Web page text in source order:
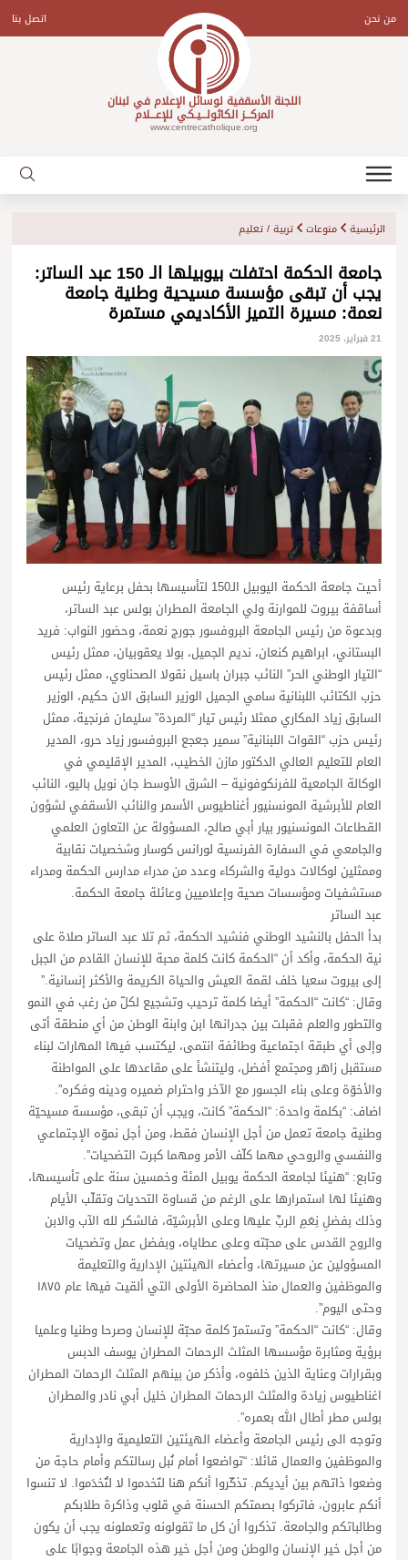
contentمن نحن اتصل بنا
اللجنة الأسقفية لوسائل الإعلام في لبنان
المركـــز الكاثولـــيـكي للإعـــلام
www.centrecatholique.org
الرئيسية منوعات تربية / تعليم
جامعة الحكمة احتفلت بيوبيلها الـ 150 عبد الساتر:
يجب أن تبقى مؤسسة مسيحية وطنية جامعة
نعمة: مسيرة التميز الأكاديمي مستمرة
21 فبراير، 2025
أحيت جامعة الحكمة اليوبيل الـ150 لتأسيسها بحفل برعاية رئيس
أساقفة بيروت للموارنة ولي الجامعة المطران بولس عبد الساتر،
وبدعوة من رئيس الجامعة البروفسور جورج نعمة، وحضور النواب: فريد
البستاني، ابراهيم كنعان، نديم الجميل، بولا يعقوبيان، ممثل رئيس
“التيار الوطني الحر” النائب جبران باسيل نقولا الصحناوي، ممثل رئيس
حزب الكتائب اللبنانية سامي الجميل الوزير السابق الان حكيم، الوزير
السابق زياد المكاري ممثلا رئيس تيار “المردة” سليمان فرنجية، ممثل
رئيس حزب “القوات اللبنانية” سمير جعجع البروفسور زياد حرو، المدير
العام للتعليم العالي الدكتور مازن الخطيب، المدير الإقليمي في
الوكالة الجامعية للفرنكوفونية – الشرق الأوسط جان نويل باليو، النائب
العام للأبرشية المونسنيور أغناطيوس الأسمر والنائب الأسقفي لشؤون
القطاعات المونسنيور بيار أبي صالح، المسؤولة عن التعاون العلمي
والجامعي في السفارة الفرنسية لورانس كوسار وشخصيات نقابية
وممثلين لوكالات دولية والشركاء وعدد من مدراء مدارس الحكمة ومدراء
مستشفيات ومؤسسات صحية وإعلاميين وعائلة جامعة الحكمة.
عبد الساتر
بدأ الحفل بالنشيد الوطني فنشيد الحكمة، ثم تلا عبد الساتر صلاة على
نية الحكمة، وأكد أن “الحكمة كانت كلمة محبة للإنسان القادم من الجبل
إلى بيروت سعيا خلف لقمة العيش والحياة الكريمة والأكثر إنسانية.”
وقال: “كانت “الحكمة” أيضا كلمة ترحيب وتشجيع لكلّ من رغب في النمو
والتطور والعلم فقبلت بين جدرانها ابن وابنة الوطن من أي منطقة أتى
وإلى أي طبقة اجتماعية وطائفة انتمى، ليكتسب فيها المهارات لبناء
مستقبل زاهر ومجتمع أفضل، وليتنشأ على مقاعدها على المواطنة
والأخوّة وعلى بناء الجسور مع الآخر واحترام ضميره ودينه وفكره”.
اضاف: “بكلمة واحدة: “الحكمة” كانت، ويجب أن تبقى، مؤسسة مسيحيّة
وطنية جامعة تعمل من أجل الإنسان فقط، ومن أجل نموّه الإجتماعي
والنفسي والروحي مهما كلّف الأمر ومهما كبرت التضحيات”.
وتابع: “هنيئا لجامعة الحكمة يوبيل المئة وخمسين سنة على تأسيسها،
وهنيئا لها استمرارها على الرغم من قساوة التحديات وتقلّب الأيام
وذلك بفضلِ نِعَمِ الربِّ عليها وعلى الأبرشيّة، فالشكر لله الآب والابن
والروح القدس على محبّته وعلى عطاياه، وبفضل عمل وتضحيات
المسؤولين عن مسيرتها، وأعضاء الهيئتين الإدارية والتعليمة
والموظفين والعمال منذ المحاضرة الأولى التي ألقيت فيها عام ١٨٧٥
وحتى اليوم”.
وقال: “كانت “الحكمة” وتستمرّ كلمة محبّة للإنسان وصرحا وطنيا وعلميا
برؤية ومثابرة مؤسسها المثلث الرحمات المطران يوسف الدبس
وبقرارات وعناية الذين خلفوه، وأذكر من بينهم المثلث الرحمات المطران
اغناطيوس زيادة والمثلث الرحمات المطران خليل أبي نادر والمطران
بولس مطر أطال الله بعمره”.
وتوجه الى رئيس الجامعة وأعضاء الهيئتين التعليمية والإدارية
والموظفين والعمال قائلا: “تواضعوا أمام نُبل رسالتكم وأمام حاجة من
وضعوا ذاتهم بين أيديكم. تذكّروا أنكم هنا لتَخدموا لا لتُخدَموا. لا تنسوا
أنكم عابرون، فاتركوا بصمتكم الحسنة في قلوب وذاكرة طلابكم
وطالباتكم والجامعة. تذكروا أن كل ما تقولونه وتعملونه يجب أن يكون
من أجل خير الإنسان والوطن ومن أجل خير هذه الجامعة وجوابًا على